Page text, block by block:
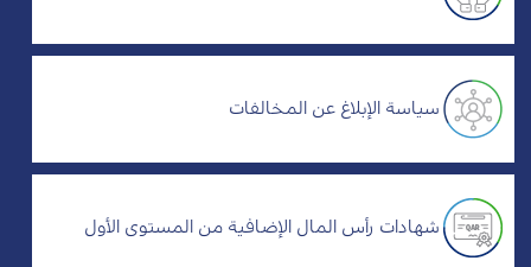
سياسة الإبلاغ عن المخالفات
شهادات رأس المال الإضافية من المستوى الأول